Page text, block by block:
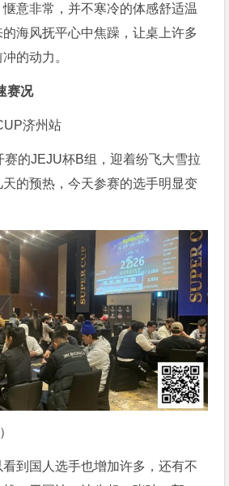
意非常，并不寒冷的体感舒适温
海风抚平心中焦躁，让桌上许多
的动力。
赛况
济州站
赛的JEJU杯B组，迎着纷飞大雪拉
的预热，今天参赛的选手明显变
到国人选手也增加许多，还有不